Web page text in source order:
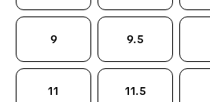
9 9.5
11 11.5